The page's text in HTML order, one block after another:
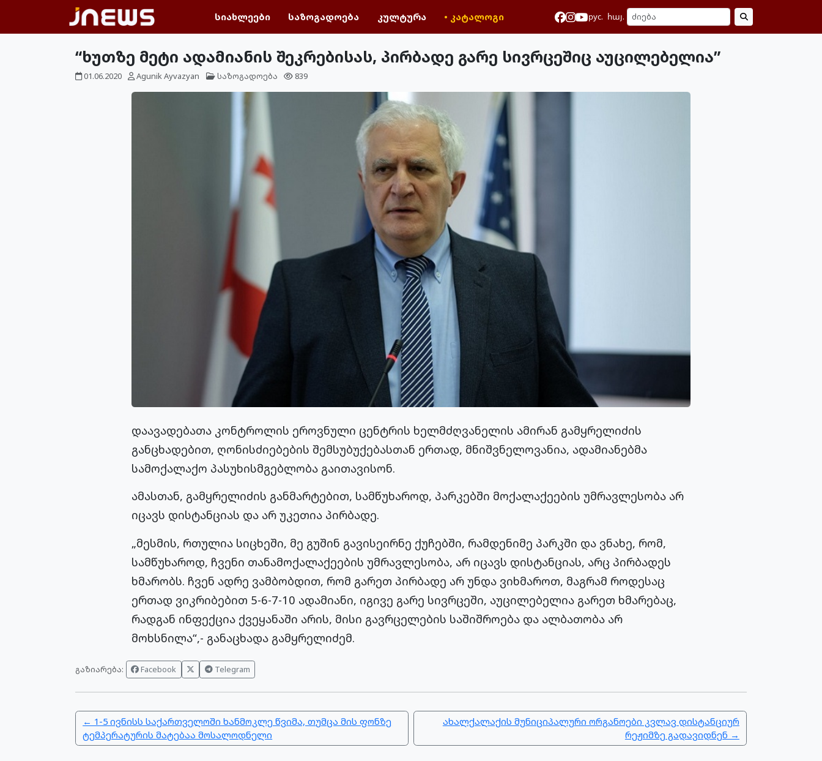
სიახლეები საზოგადოება კულტურა • კატალოგი рус. հայ.
“ხუთზე მეტი ადამიანის შეკრებისას, პირბადე გარე სივრცეშიც აუცილებელია”
01.06.2020 Agunik Ayvazyan საზოგადოება 839
დაავადებათა კონტროლის ეროვნული ცენტრის ხელმძღვანელის ამირან გამყრელიძის
განცხადებით, ღონისძიებების შემსუბუქებასთან ერთად, მნიშვნელოვანია, ადამიანებმა
სამოქალაქო პასუხისმგებლობა გაითავისონ.
ამასთან, გამყრელიძის განმარტებით, სამწუხაროდ, პარკებში მოქალაქეების უმრავლესობა არ
იცავს დისტანციას და არ უკეთია პირბადე.
„მესმის, რთულია სიცხეში, მე გუშინ გავისეირნე ქუჩებში, რამდენიმე პარკში და ვნახე, რომ,
სამწუხაროდ, ჩვენი თანამოქალაქეების უმრავლესობა, არ იცავს დისტანციას, არც პირბადეს
ხმარობს. ჩვენ ადრე ვამბობდით, რომ გარეთ პირბადე არ უნდა ვიხმაროთ, მაგრამ როდესაც
ერთად ვიკრიბებით 5-6-7-10 ადამიანი, იგივე გარე სივრცეში, აუცილებელია გარეთ ხმარებაც,
რადგან ინფექცია ქვეყანაში არის, მისი გავრცელების საშიშროება და ალბათობა არ
მოხსნილა“,- განაცხადა გამყრელიძემ.
გაზიარება: Facebook Telegram
← 1-5 ივნისს საქართველოში ხანმოკლე წვიმა, თუმცა მის ფონზე
ტემპერატურის მატებაა მოსალოდნელი
ახალქალაქის მუნიციპალური ორგანოები კვლავ დისტანციურ
რეჟიმზე გადავიდნენ →